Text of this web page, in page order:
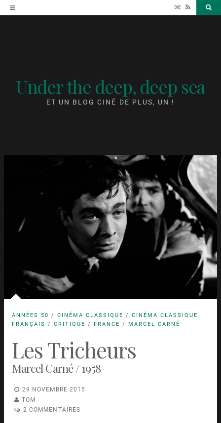
Accéder
au
✉ RSS
Under the deep, deep sea
ET UN BLOG CINÉ DE PLUS, UN !
ANNÉES 50 / CINÉMA CLASSIQUE / CINÉMA CLASSIQUE
FRANÇAIS
/ CRITIQUE / FRANCE / MARCEL CARNÉ
Les Tricheurs
Marcel Carné / 1958
29 NOVEMBRE 2015
TOM
2 COMMENTAIRES